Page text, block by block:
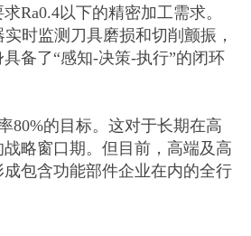
Ra0.4以下的精密加工需求。
时监测刀具磨损和切削颤振，
备了“感知-决策-执行”的闭环
80%的目标。这对于长期在高
略窗口期。但目前，高端及高
包含功能部件企业在内的全行